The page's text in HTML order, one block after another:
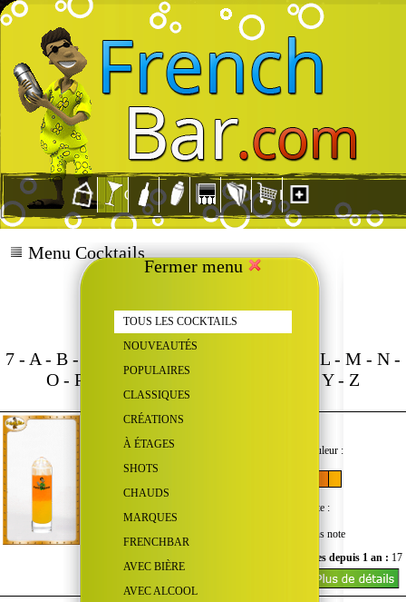
Fermer menu
TOUS LES COCKTAILS
NOUVEAUTÉS
POPULAIRES
CLASSIQUES
CRÉATIONS
À ÉTAGES
SHOTS
CHAUDS
MARQUES
FRENCHBAR
AVEC BIÈRE
AVEC ALCOOL
Menu Cocktails
7 - A - B - L - M - N -
O - P -R-S-T Y- Z
Couleur :
Note :
Sans note
Nombre de vues du mois :
Vues depuis 1 an : 17